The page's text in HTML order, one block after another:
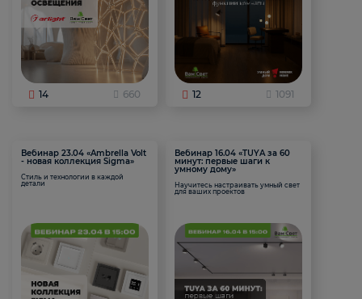
14 660 12 1091
Вебинар 23.04 «Ambrella Volt
- новая коллекция Sigma»
Стиль и технологии в каждой
детали
Вебинар 16.04 «TUYA за 60
минут: первые шаги к
умному дому»
Научитесь настраивать умный свет
для ваших проектов